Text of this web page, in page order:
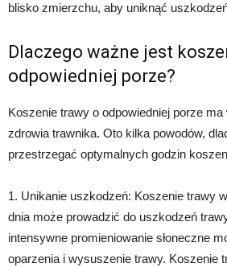
blisko zmierzchu, aby uniknąć
Dlaczego ważne jest
odpowiedniej porze?
Koszenie trawy o odpowiedniej porze
zdrowia trawnika. Oto kilka powodów,
przestrzegać optymalnych godzin
1. Unikanie uszkodzeń: Koszenie trawy
dnia może prowadzić do uszkodzeń
intensywne promieniowanie słoneczne
oparzenia i wysuszenie trawy. Koszenie